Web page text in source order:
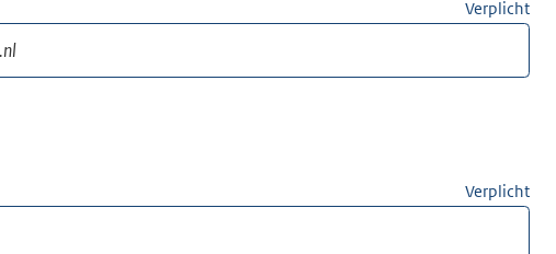
Verplicht
Verplicht